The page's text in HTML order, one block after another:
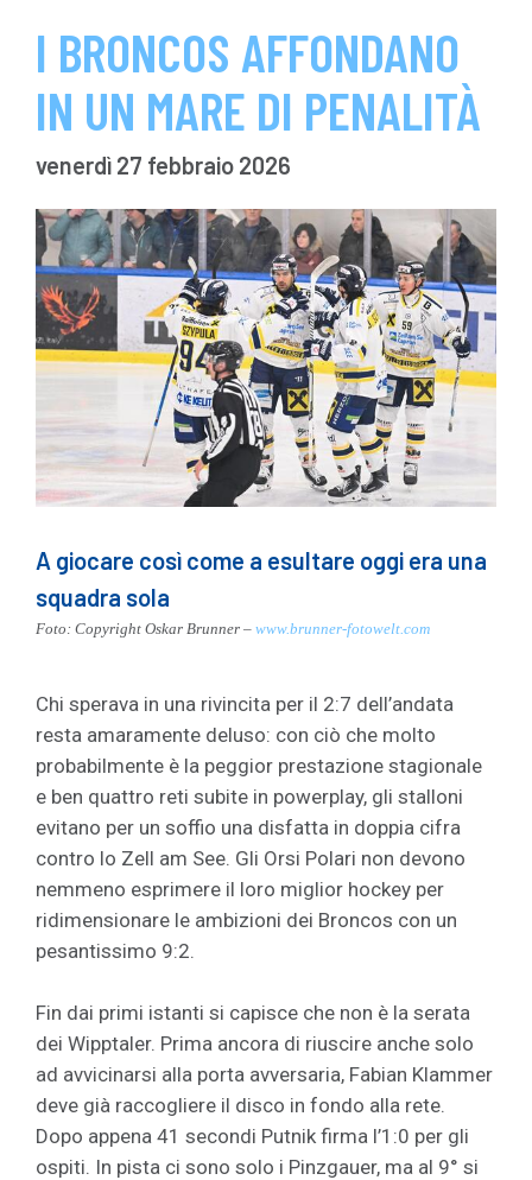
I BRONCOS AFFONDANO
IN UN MARE DI PENALITÀ
venerdì 27 febbraio 2026
A giocare così come a esultare oggi era una
squadra sola
Foto: Copyright Oskar Brunner – www.brunner-fotowelt.com
Chi sperava in una rivincita per il 2:7 dell’andata
resta amaramente deluso: con ciò che molto
probabilmente è la peggior prestazione stagionale
e ben quattro reti subite in powerplay, gli stalloni
evitano per un soffio una disfatta in doppia cifra
contro lo Zell am See. Gli Orsi Polari non devono
nemmeno esprimere il loro miglior hockey per
ridimensionare le ambizioni dei Broncos con un
pesantissimo 9:2.
Fin dai primi istanti si capisce che non è la serata
dei Wipptaler. Prima ancora di riuscire anche solo
ad avvicinarsi alla porta avversaria, Fabian Klammer
deve già raccogliere il disco in fondo alla rete.
Dopo appena 41 secondi Putnik firma l’1:0 per gli
ospiti. In pista ci sono solo i Pinzgauer, ma al 9° si